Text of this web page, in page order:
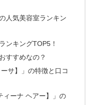
人気美容室ランキン
ンキングTOP5！
すすめなの？
サ】」の特徴と口コ
ィーナ ヘアー】」の